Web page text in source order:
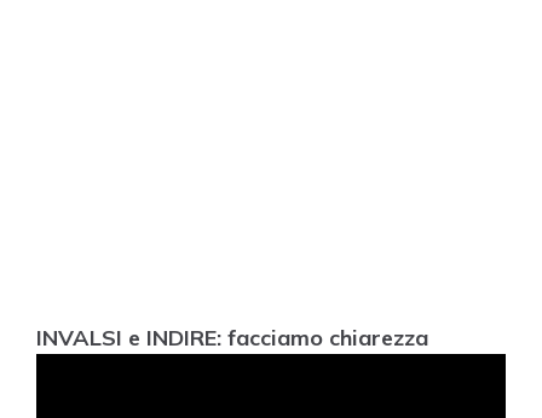
INVALSI e INDIRE: facciamo chiarezza